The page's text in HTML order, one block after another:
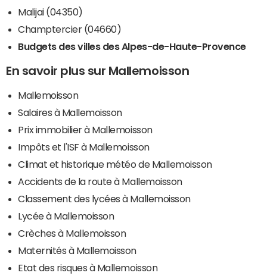
Malijai (04350)
Champtercier (04660)
Budgets des villes des Alpes-de-Haute-Provence
En savoir plus sur Mallemoisson
Mallemoisson
Salaires à Mallemoisson
Prix immobilier à Mallemoisson
Impôts et l'ISF à Mallemoisson
Climat et historique météo de Mallemoisson
Accidents de la route à Mallemoisson
Classement des lycées à Mallemoisson
Lycée à Mallemoisson
Crèches à Mallemoisson
Maternités à Mallemoisson
Etat des risques à Mallemoisson